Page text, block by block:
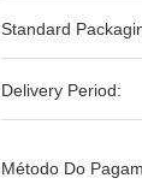
Standard
Delivery Period:
Método Do